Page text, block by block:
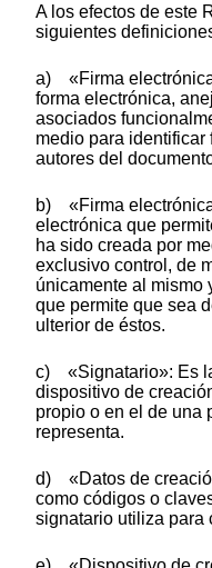
A los efectos de este
siguientes
a) «Firma
forma electrónica,
asociados
medio para identificar
autores del
b) «Firma
electrónica que
ha sido creada por
exclusivo control, de
únicamente al mismo
que permite que sea
ulterior de éstos.
c) «Signatario»: Es
dispositivo de
propio o en el de una
representa.
d) «Datos de
como códigos o
signatario utiliza para